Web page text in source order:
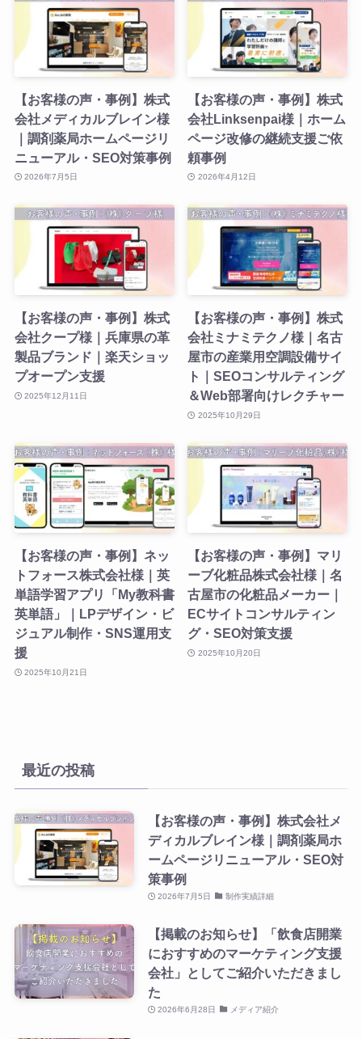
【お客様の声・事例】株式
会社メディカルブレイン様
｜調剤薬局ホームページリ
ニューアル・SEO対策事例
2026年7月5日
【お客様の声・事例】株式
会社Linksenpai様｜ホーム
ページ改修の継続支援ご依
頼事例
2026年4月12日
【お客様の声・事例】株式
会社クープ様｜兵庫県の革
製品ブランド｜楽天ショッ
プオープン支援
2025年12月11日
【お客様の声・事例】株式
会社ミナミテクノ様｜名古
屋市の産業用空調設備サイ
ト｜SEOコンサルティング
＆Web部署向けレクチャー
2025年10月29日
【お客様の声・事例】ネッ
トフォース株式会社様｜英
単語学習アプリ「My教科書
英単語」｜LPデザイン・ビ
ジュアル制作・SNS運用支
援
2025年10月21日
【お客様の声・事例】マリ
ーブ化粧品株式会社様｜名
古屋市の化粧品メーカー｜
ECサイトコンサルティン
グ・SEO対策支援
2025年10月20日
最近の投稿
【お客様の声・事例】株式会社メ
ディカルブレイン様｜調剤薬局ホ
ームページリニューアル・SEO対
策事例
2026年7月5日 制作実績詳細
【掲載のお知らせ】「飲食店開業
におすすめのマーケティング支援
会社」としてご紹介いただきまし
た
2026年6月28日 メディア紹介